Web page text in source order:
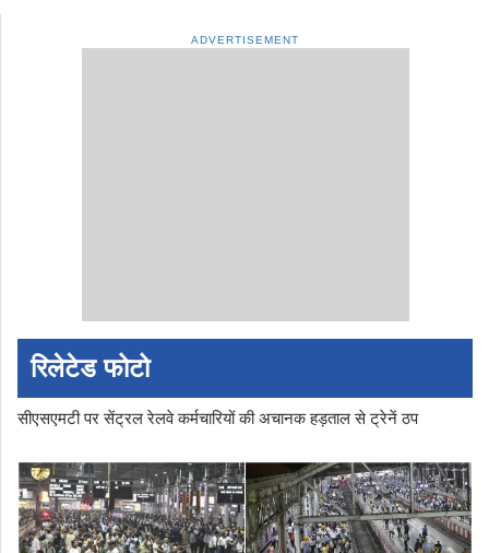
ADVERTISEMENT
रिलेटेड फोटो
सीएसएमटी पर सेंट्रल रेलवे कर्मचारियों की अचानक हड़ताल से ट्रेनें ठप